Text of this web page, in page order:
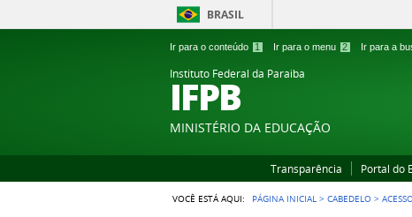
BRASIL
Ir para o conteúdo 1 Ir para o menu 2 Ir para a
Instituto Federal da Paraiba
IFPB
MINISTÉRIO DA EDUCAÇÃO
Transparência Portal do
VOCÊ ESTÁ AQUI: PÁGINA INICIAL >CABEDELO >